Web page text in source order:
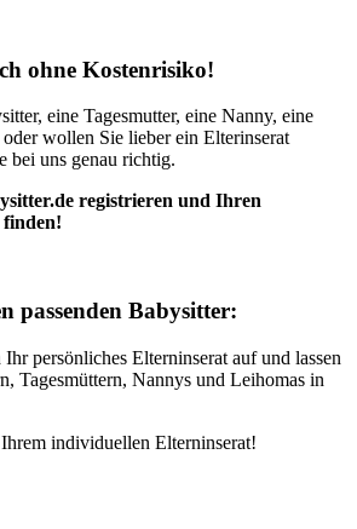
ohne Kostenrisiko!
eine Tagesmutter, eine Nanny, eine
wollen Sie lieber ein Elterinserat
bei uns genau richtig.
registrieren und Ihren
finden!
passenden Babysitter:
persönliches Elterninserat auf und lassen
Tagesmüttern, Nannys und Leihomas in
individuellen Elterninserat!